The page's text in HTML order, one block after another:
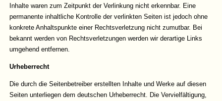
Inhalte waren zum Zeitpunkt der Verlinkung nicht erkennbar. Eine
permanente inhaltliche Kontrolle der verlinkten Seiten ist jedoch ohne
konkrete Anhaltspunkte einer Rechtsverletzung nicht zumutbar. Bei
bekannt werden von Rechtsverletzungen werden wir derartige Links
umgehend entfernen.
Urheberrecht
Die durch die Seitenbetreiber erstellten Inhalte und Werke auf diesen
Seiten unterliegen dem deutschen Urheberrecht. Die Vervielfältigung,